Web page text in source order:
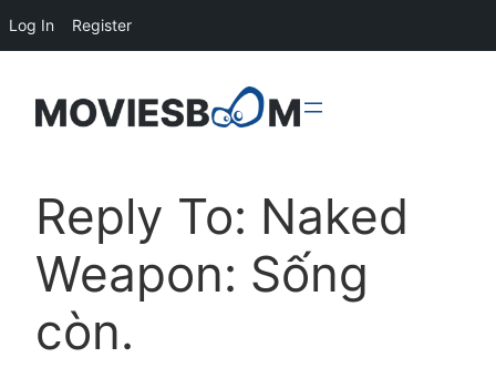
Reply To: Naked
Weapon: Sống
còn.
Log In Register